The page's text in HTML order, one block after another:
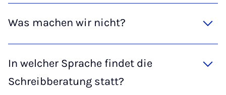
Was machen wir nicht?
In welcher Sprache findet die
Schreibberatung statt?